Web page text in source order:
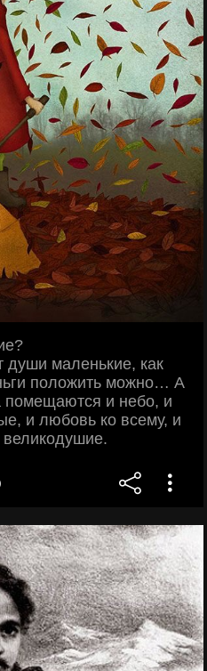
маленькие, как
положить можно… А
помещаются и небо, и
и любовь ко всему, и